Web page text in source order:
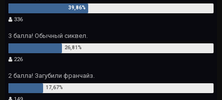
336
3 балла! Обычный сиквел.
226
2 балла! Загубили франчайз.